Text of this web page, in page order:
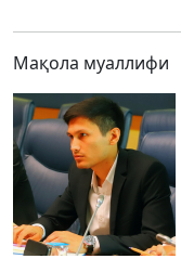
Мақола муаллифи